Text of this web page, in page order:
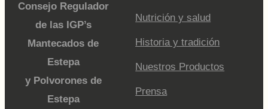
Consejo Regulador
de las IGP’s
Mantecados de
Estepa
y Polvorones de
Estepa
Nutrición y salud
Historia y tradición
Nuestros Productos
Prensa